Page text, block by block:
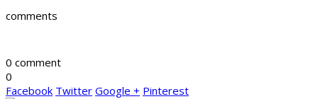
comments
0 comment
0
Facebook Twitter Google + Pinterest